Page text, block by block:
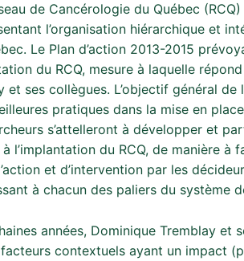
de Cancérologie du Québec (RCQ)
l’organisation hiérarchique et
Le Plan d’action 2013-2015
du RCQ, mesure à laquelle
et ses collègues. L’objectif général de
pratiques dans la mise en
s’attelleront à développer et
l’implantation du RCQ, de manière à
et d’intervention par les
à chacun des paliers du système
années, Dominique Tremblay et
contextuels ayant un impact